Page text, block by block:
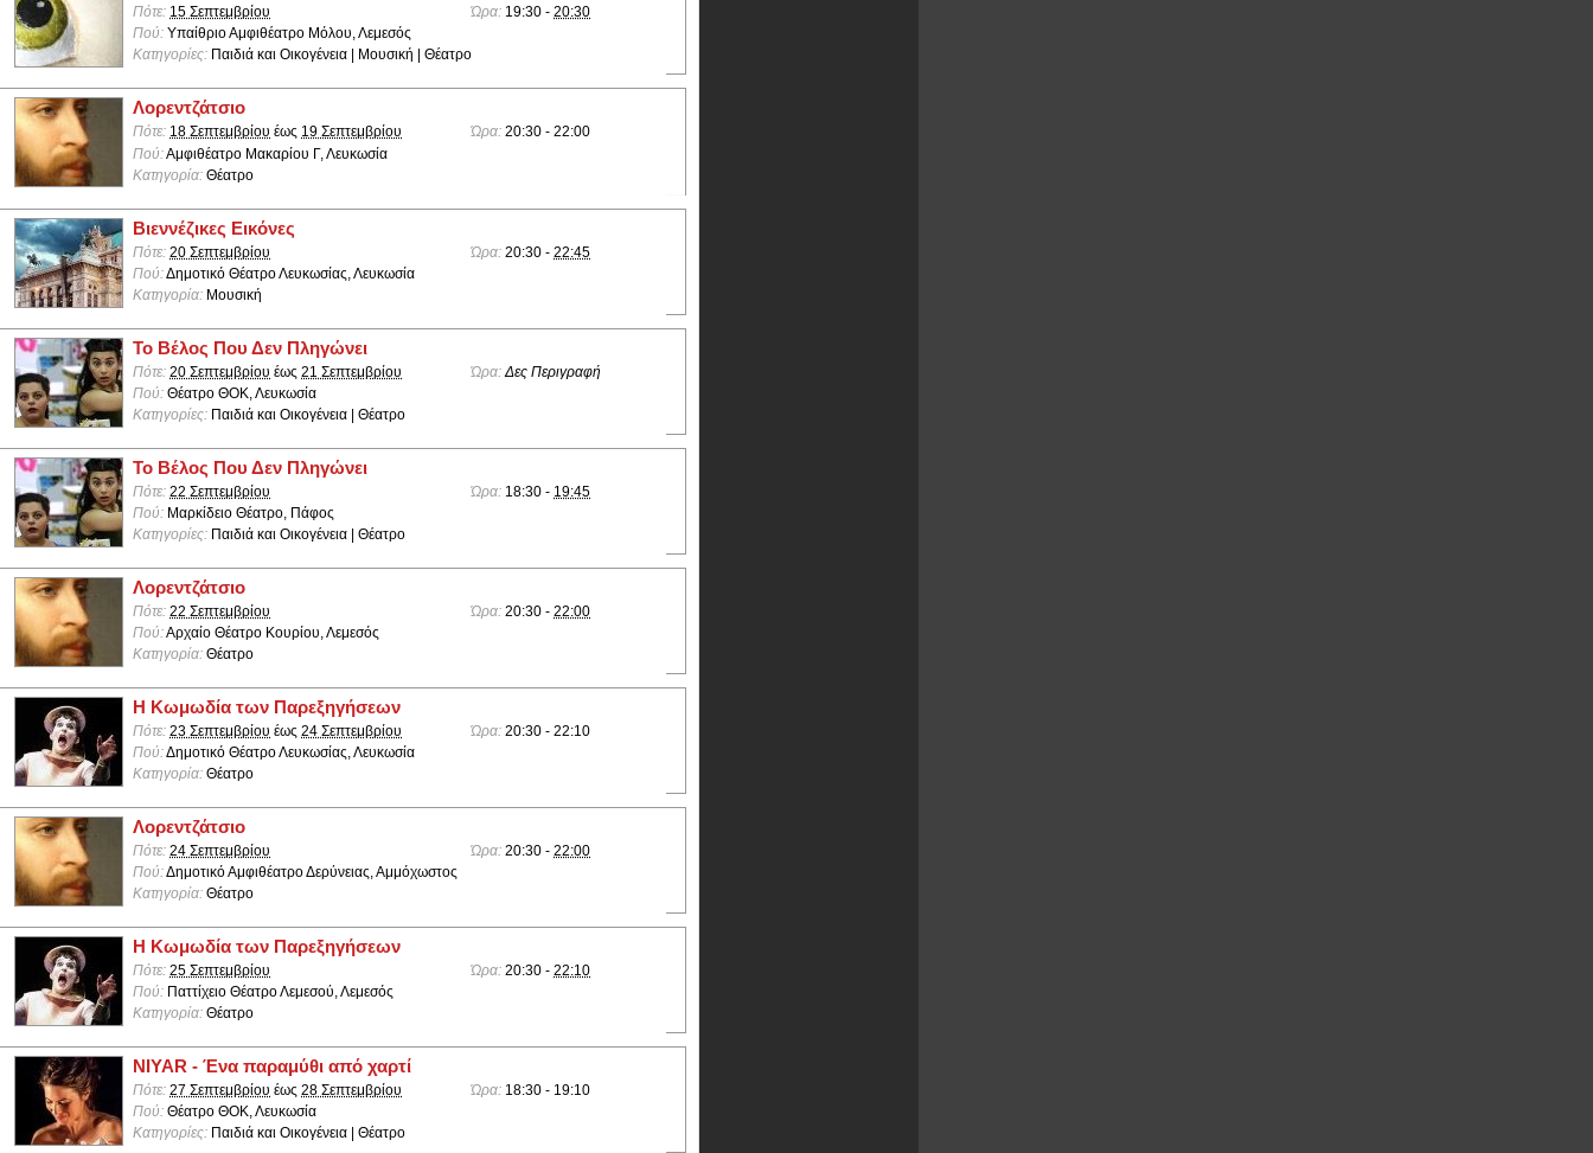
Πότε: 15 Σεπτεμβρίου Ώρα: 19:30 - 20:30
Πού: Υπαίθριο Αμφιθέατρο Μόλου, Λεμεσός
Κατηγορίες: Παιδιά και Οικογένεια | Μουσική | Θέατρο
Λορεντζάτσιο
Πότε: 18 Σεπτεμβρίου έως 19 Σεπτεμβρίου Ώρα: 20:30 - 22:00
Πού:Αμφιθέατρο Μακαρίου Γ, Λευκωσία
Κατηγορία: Θέατρο
Βιεννέζικες Εικόνες
Πότε: 20 Σεπτεμβρίου Ώρα: 20:30 - 22:45
Πού:Δημοτικό Θέατρο Λευκωσίας, Λευκωσία
Κατηγορία: Μουσική
Το Βέλος Που Δεν Πληγώνει
Πότε: 20 Σεπτεμβρίου έως 21 Σεπτεμβρίου Ώρα: Δες Περιγραφή
Πού: Θέατρο ΘΟΚ, Λευκωσία
Κατηγορίες: Παιδιά και Οικογένεια | Θέατρο
Το Βέλος Που Δεν Πληγώνει
Πότε: 22 Σεπτεμβρίου Ώρα: 18:30 - 19:45
Πού: Μαρκίδειο Θέατρο, Πάφος
Κατηγορίες: Παιδιά και Οικογένεια | Θέατρο
Λορεντζάτσιο
Πότε: 22 Σεπτεμβρίου Ώρα: 20:30 - 22:00
Πού:Αρχαίο Θέατρο Κουρίου, Λεμεσός
Κατηγορία: Θέατρο
Η Κωμωδία των Παρεξηγήσεων
Πότε: 23 Σεπτεμβρίου έως 24 Σεπτεμβρίου Ώρα: 20:30 - 22:10
Πού:Δημοτικό Θέατρο Λευκωσίας, Λευκωσία
Κατηγορία: Θέατρο
Λορεντζάτσιο
Πότε: 24 Σεπτεμβρίου Ώρα: 20:30 - 22:00
Πού:Δημοτικό Αμφιθέατρο Δερύνειας, Αμμόχωστος
Κατηγορία: Θέατρο
Η Κωμωδία των Παρεξηγήσεων
Πότε: 25 Σεπτεμβρίου Ώρα: 20:30 - 22:10
Πού: Παττίχειο Θέατρο Λεμεσού, Λεμεσός
Κατηγορία: Θέατρο
NIYAR - Ένα παραμύθι από χαρτί
Πότε: 27 Σεπτεμβρίου έως 28 Σεπτεμβρίου Ώρα: 18:30 - 19:10
Πού: Θέατρο ΘΟΚ, Λευκωσία
Κατηγορίες: Παιδιά και Οικογένεια | Θέατρο